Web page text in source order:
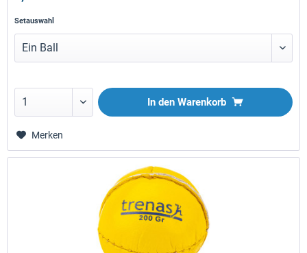
Setauswahl
In den Warenkorb
Merken